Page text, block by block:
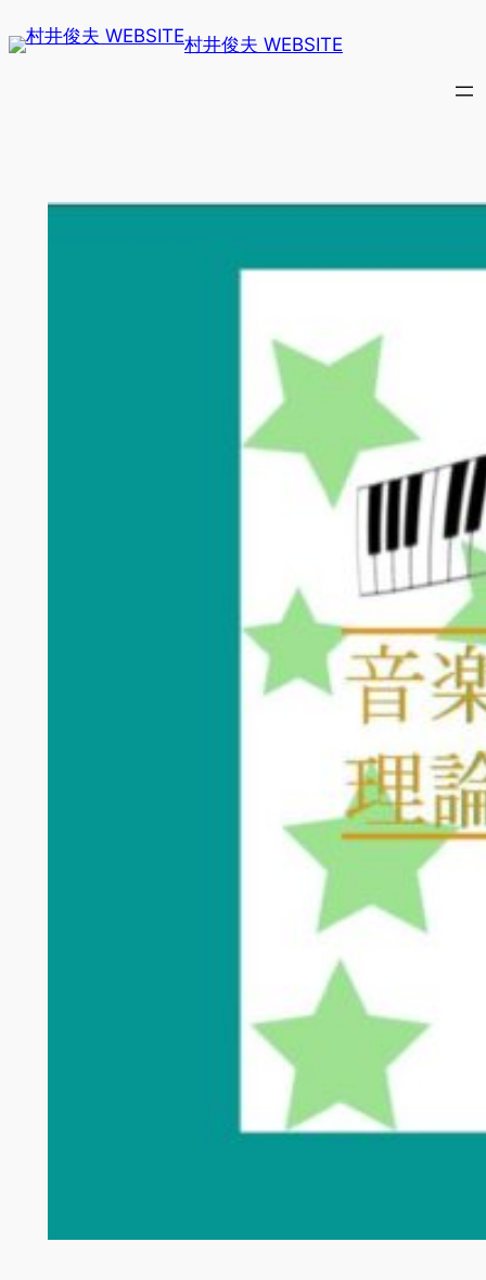
容
村井俊夫 WEBSITE